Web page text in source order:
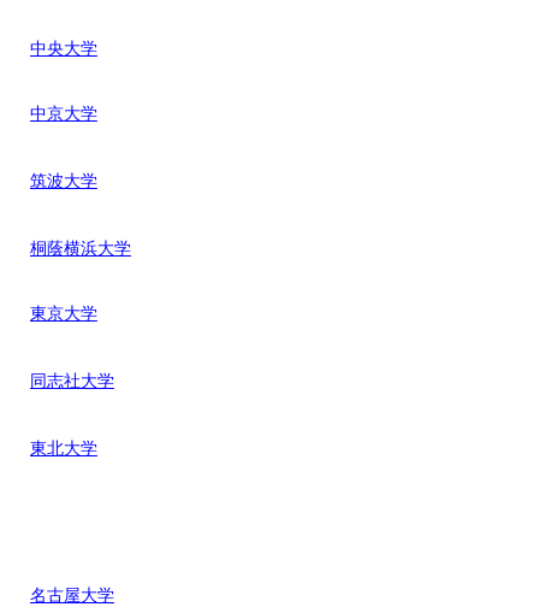
中央大学
中京大学
筑波大学
桐蔭横浜大学
東京大学
同志社大学
東北大学
名古屋大学